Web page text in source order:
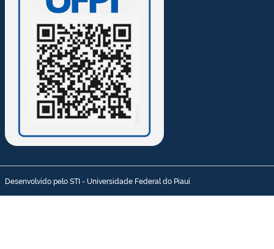
Desenvolvido pelo STI - Universidade Federal do Piauí